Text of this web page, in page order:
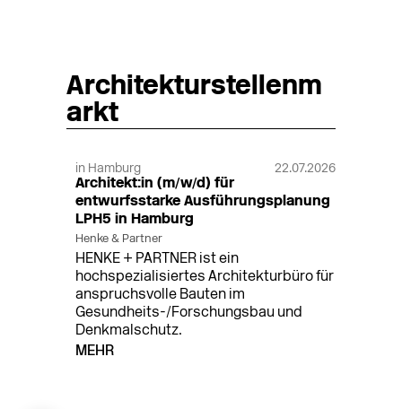
Architekturstellenm
arkt
in Hamburg 22.07.2026
Architekt:in (m/w/d) für
entwurfsstarke Ausführungsplanung
LPH5 in Hamburg
Henke & Partner
HENKE + PARTNER ist ein
hochspezialisiertes Architekturbüro für
anspruchsvolle Bauten im
Gesundheits-/Forschungsbau und
Denkmalschutz.
MEHR